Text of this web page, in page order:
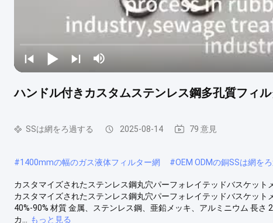
ハンドル付きカスタムステンレス鋼多孔質フィ
SSは網をろ過する 2025-08-14 79 意見
#1400mmの幅のガス液体フィルター網 #OEM ODMの銅SSは網を
カスタマイズされたステンレス鋼丸穴パーフォレイテッドバスケッ
カスタマイズされたステンレス鋼丸穴パーフォレイテッドバスケッ
40%-90% 材質 金属、ステンレス鋼、亜鉛メッキ、アルミニウム 長
カ...
もっと見る